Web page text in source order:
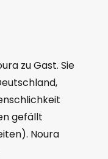
zu Gast. Sie
gefällt
Noura